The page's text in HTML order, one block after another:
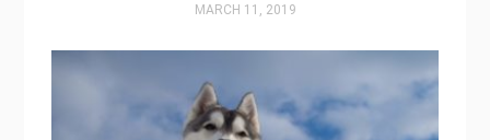
MARCH 11, 2019